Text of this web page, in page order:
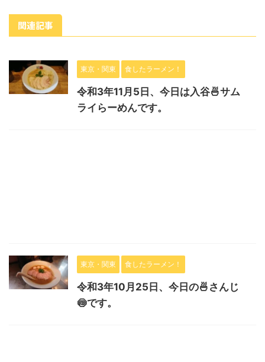
関連記事
東京・関東 食したラーメン！
令和3年11月5日、今日は入谷🍜サム
ライらーめんです。
東京・関東 食したラーメン！
令和3年10月25日、今日の🍜さんじ
🍥です。